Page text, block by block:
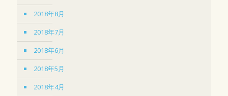
2018年8月
2018年7月
2018年6月
2018年5月
2018年4月